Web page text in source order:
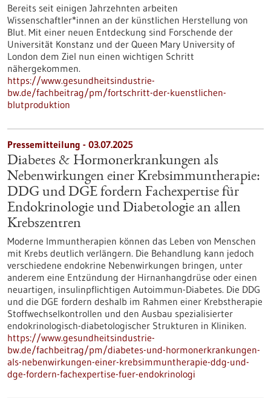
Bereits seit einigen Jahrzehnten arbeiten
Wissenschaftler*innen an der künstlichen Herstellung von
Blut. Mit einer neuen Entdeckung sind Forschende der
Universität Konstanz und der Queen Mary University of
London dem Ziel nun einen wichtigen Schritt
nähergekommen.
https://www.gesundheitsindustrie-
bw.de/fachbeitrag/pm/fortschritt-der-kuenstlichen-
blutproduktion
Pressemitteilung - 03.07.2025
Diabetes & Hormonerkrankungen als
Nebenwirkungen einer Krebsimmuntherapie:
DDG und DGE fordern Fachexpertise für
Endokrinologie und Diabetologie an allen
Krebszentren
Moderne Immuntherapien können das Leben von Menschen
mit Krebs deutlich verlängern. Die Behandlung kann jedoch
verschiedene endokrine Nebenwirkungen bringen, unter
anderem eine Entzündung der Hirnanhangdrüse oder einen
neuartigen, insulinpflichtigen Autoimmun-Diabetes. Die DDG
und die DGE fordern deshalb im Rahmen einer Krebstherapie
Stoffwechselkontrollen und den Ausbau spezialisierter
endokrinologisch-diabetologischer Strukturen in Kliniken.
https://www.gesundheitsindustrie-
bw.de/fachbeitrag/pm/diabetes-und-hormonerkrankungen-
als-nebenwirkungen-einer-krebsimmuntherapie-ddg-und-
dge-fordern-fachexpertise-fuer-endokrinologi